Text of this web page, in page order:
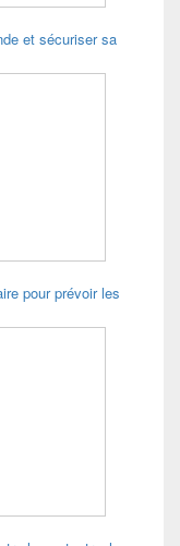
et sécuriser sa
pour prévoir les